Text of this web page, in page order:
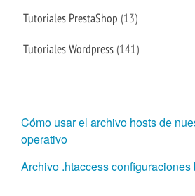
Tutoriales PrestaShop (13)
Tutoriales Wordpress (141)
Cómo usar el archivo hosts de
operativo
Archivo .htaccess configuraciones